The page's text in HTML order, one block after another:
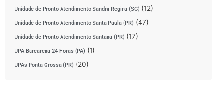
Unidade de Pronto Atendimento Sandra Regina (SC) (12)
Unidade de Pronto Atendimento Santa Paula (PR) (47)
Unidade de Pronto Atendimento Santana (PR) (17)
UPA Barcarena 24 Horas (PA) (1)
UPAs Ponta Grossa (PR) (20)